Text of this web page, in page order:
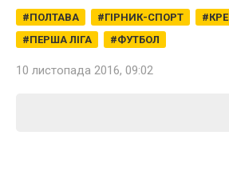
ПОЛТАВА ГІРНИК-СПОРТ
ПЕРША ЛІГА
ФУТБОЛ
10 листопада 2016, 09:02